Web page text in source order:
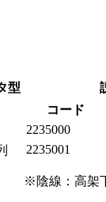
型
コード
2235000
2235001
※陰線：高架